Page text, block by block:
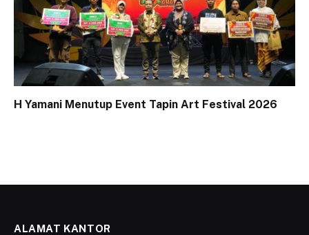
H Yamani Menutup Event Tapin Art Festival 2026
ALAMAT KANTOR